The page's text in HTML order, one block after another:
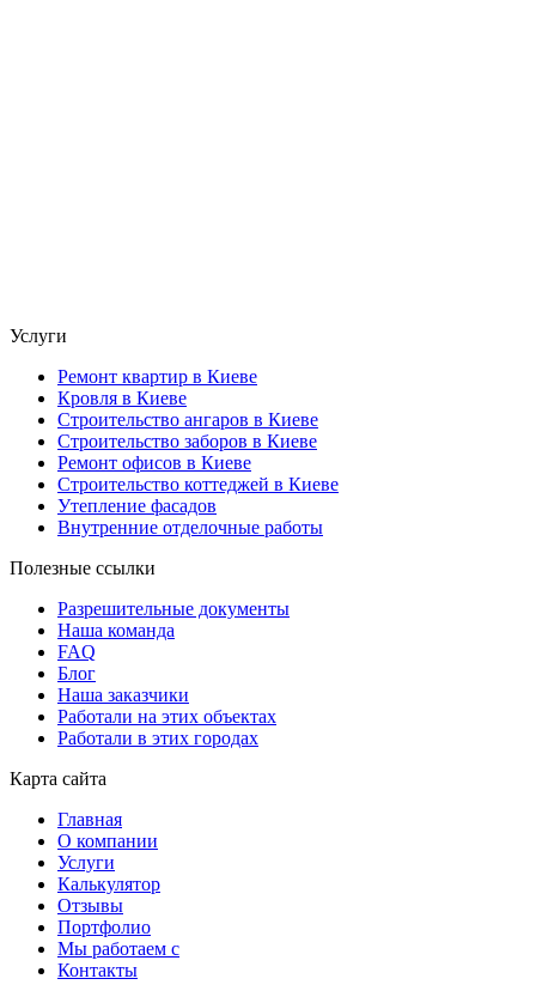
Услуги
Ремонт квартир в Киеве
Кровля в Киеве
Строительство ангаров в Киеве
Строительство заборов в Киеве
Ремонт офисов в Киеве
Строительство коттеджей в Киеве
Утепление фасадов
Внутренние отделочные работы
Полезные ссылки
Разрешительные документы
Наша команда
FAQ
Блог
Наша заказчики
Работали на этих объектах
Работали в этих городах
Карта сайта
Главная
О компании
Услуги
Калькулятор
Отзывы
Портфолио
Мы работаем с
Контакты